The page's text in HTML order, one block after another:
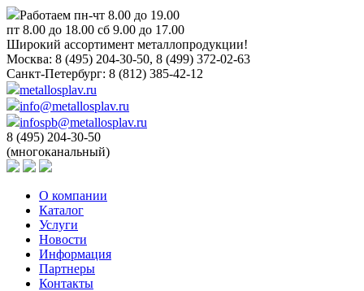
Работаем пн-чт 8.00 до 19.00
пт 8.00 до 18.00 сб 9.00 до 17.00
Широкий ассортимент металлопродукции!
Москва: 8 (495) 204-30-50, 8 (499) 372-02-63
Санкт-Петербург: 8 (812) 385-42-12
metallosplav.ru
info@metallosplav.ru
infospb@metallosplav.ru
8 (495) 204-30-50
(многоканальный)
О компании
Каталог
Услуги
Новости
Информация
Партнеры
Контакты